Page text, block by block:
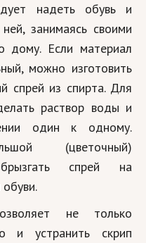
надеть обувь и
занимаясь своими
дому. Если материал
можно изготовить
спрей из спирта. Для
раствор воды и
один к одному.
(цветочный)
спрей на
не только
и устранить скрип